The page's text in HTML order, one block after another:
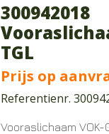
WERKEN BIJ
300942018
TGL
Prijs op
Referentienr.
Vooraslichaam VOK-